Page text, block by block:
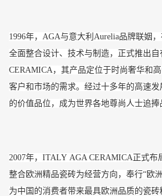
1996年，AGA与意大利Aurelia品牌联姻
全面整合设计、技术与制造，正式推出
CERAMICA，其产品定位于时尚奢华和
客户和市场的需求。经过十多年的高速
的价值品位，成为世界各地尊尚人士追捧
2007年，ITALY AGA CERAMICA正式
整合欧洲精品瓷砖为经营方向，奉行“欧
为中国的消费者带来最具欧洲品质的瓷